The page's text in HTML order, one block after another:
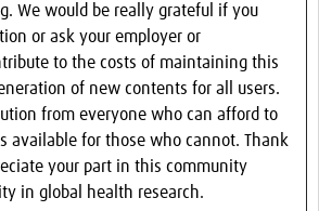
We would be really grateful if you
or ask your employer or
to the costs of maintaining this
of new contents for all users.
from everyone who can afford to
available for those who cannot. Thank
your part in this community
in global health research.